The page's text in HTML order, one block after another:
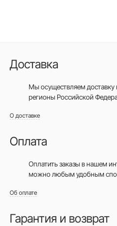
Доставка
Мы осуществляем доставку
регионы Российской
О доставке
Оплата
Оплатить заказы в нашем
можно любым удобным
Об оплате
Гарантия и возврат